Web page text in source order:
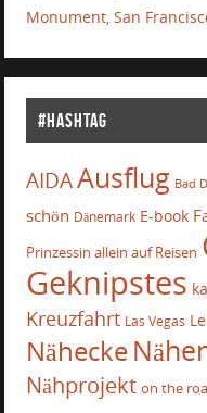
Monument, San
#Hashtag
AIDAAusflug Bad
schön Dänemark E-book
Prinzessin allein auf Reisen
Geknipstes
Kreuzfahrt Las Vegas
Nähecke
Nähprojekt on the